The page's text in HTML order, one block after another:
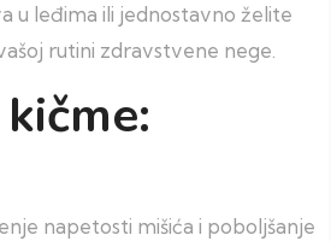
u leđima ili jednostavno želite
rutini zdravstvene nege.
napetosti mišića i poboljšanje